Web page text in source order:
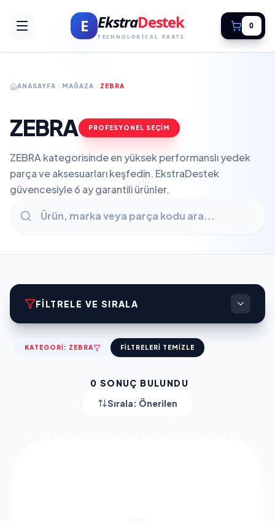
E EkstraDestek
TECHNOLOGICAL PARTS
0
ANASAYFA MAĞAZA ZEBRA
ZEBRA PROFESYONEL SEÇİM
ZEBRA kategorisinde en yüksek performanslı yedek
parça ve aksesuarları keşfedin. EkstraDestek
güvencesiyle 6 ay garantili ürünler.
FILTRELE VE SIRALA
KATEGORI: ZEBRA FILTRELERI TEMIZLE
0 SONUÇ BULUNDU
Sırala: Önerilen